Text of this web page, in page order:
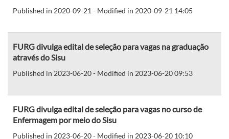
Published in 2020-09-21 - Modified in 2020-09-21 14:05
FURG divulga edital de seleção para vagas na graduação
através do Sisu
Published in 2023-06-20 - Modified in 2023-06-20 09:53
FURG divulga edital de seleção para vagas no curso de
Enfermagem por meio do Sisu
Published in 2023-06-20 - Modified in 2023-06-20 10:10